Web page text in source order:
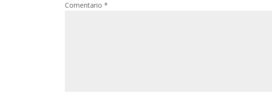
Comentario*